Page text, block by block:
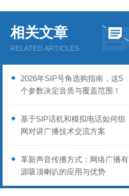
相关文章
RELATED ARTICLES
2026年SIP号角选购指南，这5
个参数决定音质与覆盖范围！
基于SIP话机和模拟电话如何组
网对讲广播技术交流方案
革新声音传播方式：网络广播有
源吸顶喇叭的应用与优势